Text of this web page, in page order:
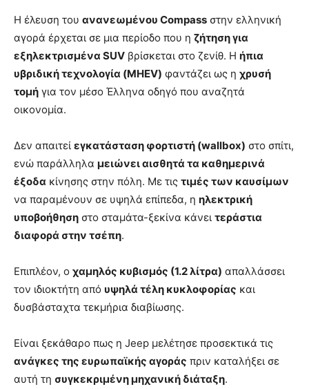
Η έλευση του ανανεωμένου Compass στην ελληνική
αγορά έρχεται σε μια περίοδο που η ζήτηση για
εξηλεκτρισμένα SUV βρίσκεται στο ζενίθ. Η ήπια
υβριδική τεχνολογία (MHEV) φαντάζει ως η χρυσή
τομή για τον μέσο Έλληνα οδηγό που αναζητά
οικονομία.
Δεν απαιτεί εγκατάσταση φορτιστή (wallbox) στο σπίτι,
ενώ παράλληλα μειώνει αισθητά τα καθημερινά
έξοδα κίνησης στην πόλη. Με τις τιμές των καυσίμων
να παραμένουν σε υψηλά επίπεδα, η ηλεκτρική
υποβοήθηση στο σταμάτα-ξεκίνα κάνει τεράστια
διαφορά στην τσέπη.
Επιπλέον, ο χαμηλός κυβισμός (1.2 λίτρα) απαλλάσσει
τον ιδιοκτήτη από υψηλά τέλη κυκλοφορίας και
δυσβάσταχτα τεκμήρια διαβίωσης.
Είναι ξεκάθαρο πως η Jeep μελέτησε προσεκτικά τις
ανάγκες της ευρωπαϊκής αγοράς πριν καταλήξει σε
αυτή τη συγκεκριμένη μηχανική διάταξη.